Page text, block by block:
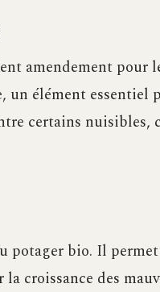
amendement pour
élément essentiel
certains nuisibles,
bio. Il permet
croissance des